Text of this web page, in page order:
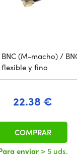
BNC (M-macho) /
y fino
22.38 €
enviar > 5 uds.
COMPRAR